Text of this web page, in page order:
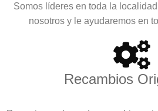
Somos líderes en toda la
nosotros y le ayudaremos en
Recambios